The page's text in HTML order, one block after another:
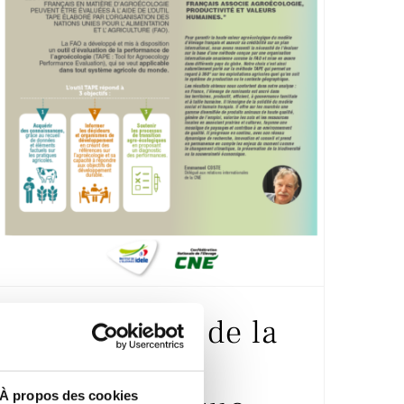
À propos des cookies
L’évaluation de la
performance